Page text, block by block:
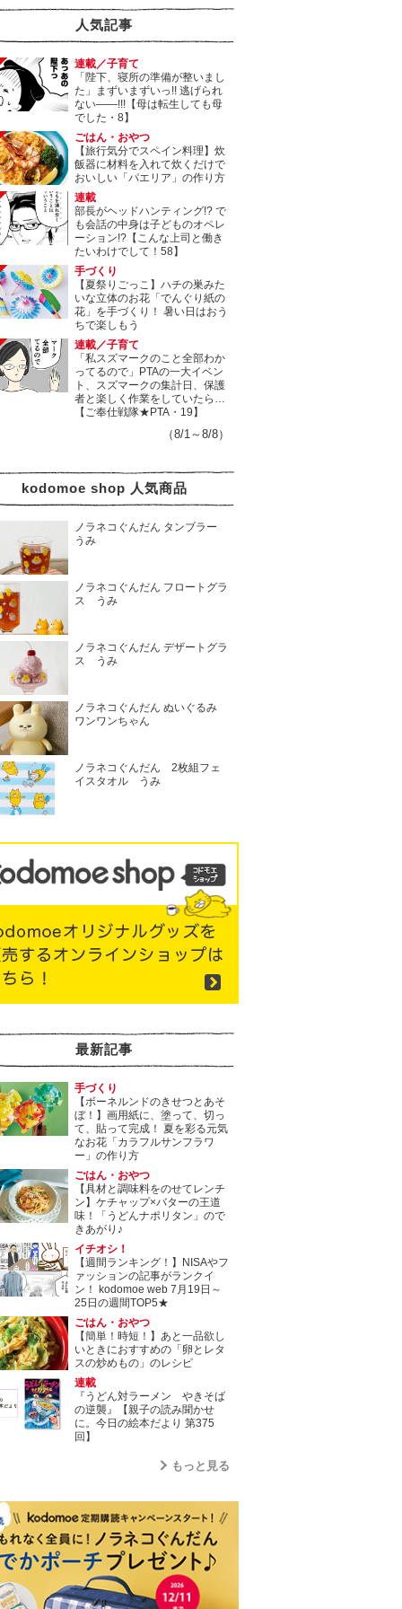
人気記事
連載／子育て
「陛下、寝所の準備が整いまし
た」まずいまずいっ!! 逃げられ
ない――!!!【母は転生しても母
でした・8】
ごはん・おやつ
【旅行気分でスペイン料理】炊
飯器に材料を入れて炊くだけで
おいしい「パエリア」の作り方
連載
部長がヘッドハンティング!? で
も会話の中身は子どものオペレ
ーション!?【こんな上司と働き
たいわけでして！58】
手づくり
【夏祭りごっこ】ハチの巣みた
いな立体のお花「でんぐり紙の
花」を手づくり！ 暑い日はおう
ちで楽しもう
連載／子育て
「私スズマークのこと全部わか
ってるので」PTAの一大イベン
ト、スズマークの集計日、保護
者と楽しく作業をしていたら…
【ご奉仕戦隊★PTA・19】
（8/1～8/8）
kodomoe shop 人気商品
ノラネコぐんだん タンブラー
うみ
ノラネコぐんだん フロートグラ
ス うみ
ノラネコぐんだん デザートグラ
ス うみ
ノラネコぐんだん ぬいぐるみ
ワンワンちゃん
ノラネコぐんだん 2枚組フェ
イスタオル うみ
最新記事
手づくり
【ボーネルンドのきせつとあそ
ぼ！】画用紙に、塗って、切っ
て、貼って完成！ 夏を彩る元気
なお花「カラフルサンフラワ
ー」の作り方
ごはん・おやつ
【具材と調味料をのせてレンチ
ン】ケチャップ×バターの王道
味！「うどんナポリタン」ので
きあがり♪
イチオシ！
【週間ランキング！】NISAやフ
ァッションの記事がランクイ
ン！ kodomoe web 7月19日～
25日の週間TOP5★
ごはん・おやつ
【簡単！時短！】あと一品欲し
いときにおすすめの「卵とレタ
スの炒めもの」のレシピ
連載
『うどん対ラーメン やきそば
の逆襲』【親子の読み聞かせ
に。今日の絵本だより 第375
回】
もっと見る